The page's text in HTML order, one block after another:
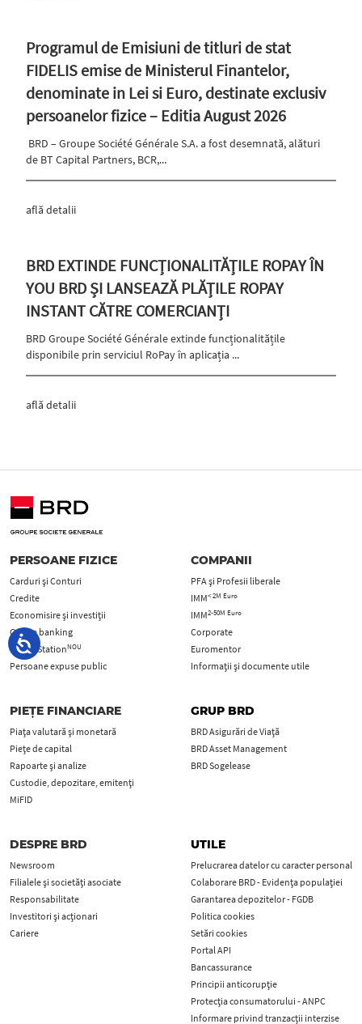
Programul de Emisiuni de titluri de stat
FIDELIS emise de Ministerul Finantelor,
denominate in Lei si Euro, destinate exclusiv
persoanelor fizice – Editia August 2026
BRD – Groupe Société Générale S.A. a fost desemnată, alături
de BT Capital Partners, BCR,...
află detalii
BRD EXTINDE FUNCȚIONALITĂȚILE ROPAY ÎN
YOU BRD ȘI LANSEAZĂ PLĂȚILE ROPAY
INSTANT CĂTRE COMERCIANȚI
BRD Groupe Société Générale extinde funcționalitățile
disponibile prin serviciul RoPay în aplicația ...
află detalii
PERSOANE FIZICE
Carduri şi Conturi
Credite
Economisire și investiții
Online banking
Digital StationNOU
Persoane expuse public
COMPANII
PFA şi Profesii liberale
IMM< 2M Euro
IMM2-50M Euro
Corporate
Euromentor
Informații și documente utile
PIEȚE FINANCIARE
Piața valutară și monetară
Piețe de capital
Rapoarte și analize
Custodie, depozitare, emitenți
MiFID
GRUP BRD
BRD Asigurări de Viață
BRD Asset Management
BRD Sogelease
DESPRE BRD
Newsroom
Filialele și societăți asociate
Responsabilitate
Investitori și acționari
Cariere
UTILE
Prelucrarea datelor cu caracter personal
Colaborare BRD - Evidența populației
Garantarea depozitelor - FGDB
Politica cookies
Setări cookies
Portal API
Bancassurance
Principii anticorupţie
Protecţia consumatorului - ANPC
Informare privind tranzacții interzise